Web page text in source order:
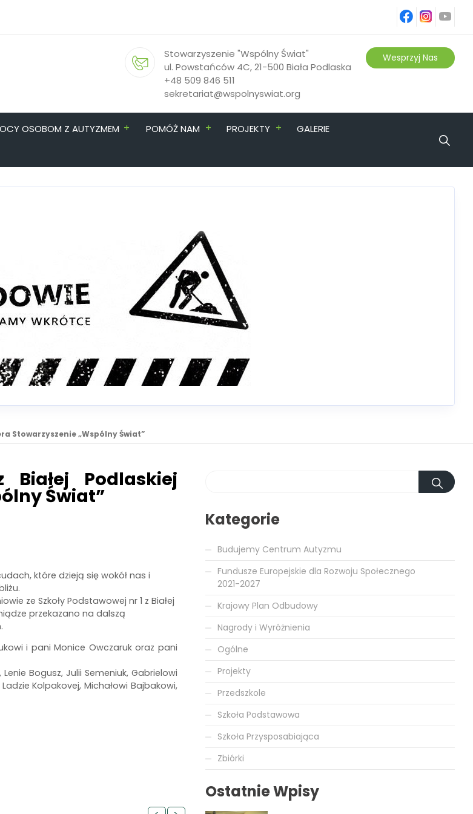
ins
Stowarzyszenie "Wspólny Świat"
ul. Powstańców 4C, 21-500 Biała Podlaska
+48 509 846 511
sekretariat@wspolnyswiat.org
Wesprzyj Nas
OSOBOM Z AUTYZMEM + POMÓŻ NAM + PROJEKTY +
GALERIE
Stowarzyszenie „Wspólny Świat”
Podlaskiej
Świat”
które dzieją się wokół nas i
ze Szkoły Podstawowej nr 1 z Białej
przekazano na dalszą
i pani Monice Owczaruk oraz pani
Bogusz, Julii Semeniuk, Gabrielowi
Kolpakovej, Michałowi Bajbakowi,
Kategorie
Budujemy Centrum Autyzmu
Fundusze Europejskie dla Rozwoju Społecznego
2021-2027
Krajowy Plan Odbudowy
Nagrody i Wyróżnienia
Ogólne
Projekty
Przedszkole
Szkoła Podstawowa
Szkoła Przysposabiająca
Zbiórki
Ostatnie Wpisy